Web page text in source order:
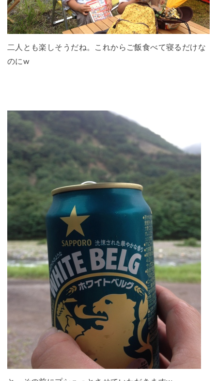
二人とも楽しそうだね。これからご飯食べて寝るだけな
のにw